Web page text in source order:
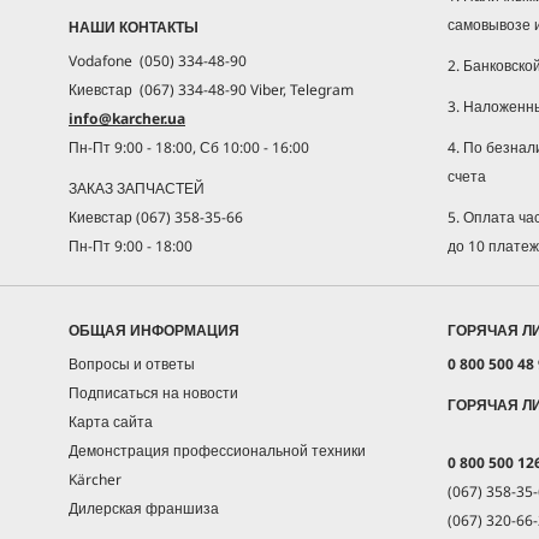
НАШИ КОНТАКТЫ
Vodafone (050) 334-48-90
Киевстар (067) 334-48-90 Viber, Telegram
info@karcher.ua
Пн-Пт 9:00 - 18:00, Сб 10:00 - 16:00
ЗАКАЗ ЗАПЧАСТЕЙ
Киевстар (067) 358-35-66
Пн-Пт 9:00 - 18:00
самовывозе
2.
3.
4. По
счета
5. Оплата
до 10
ОБЩАЯ ИНФОРМАЦИЯ
Вопросы и ответы
Подписаться на новости
Карта сайта
Демонстрация профессиональной техники
Kärcher
Дилерская франшиза
ГОРЯЧАЯ
0 800 500 48
ГОРЯЧАЯ
0 800 500
(067) 358-
(067) 320-